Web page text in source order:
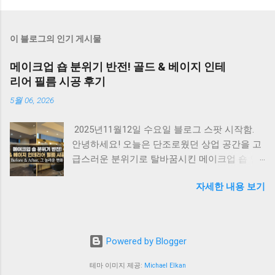
이 블로그의 인기 게시물
메이크업 숍 분위기 반전! 골드 & 베이지 인테
리어 필름 시공 후기
5월 06, 2026
2025년11월12일 수요일 블로그 스팟 시작함.
안녕하세요! 오늘은 단조로웠던 상업 공간을 고
급스러운 분위기로 탈바꿈시킨 메이크업 숍 인
다. 인테리어 필름은 큰 공사 없이도 컬러와 질
이 어떻게 변했는지 상세히 살펴보겠습니다. ​ ​ 1.
시공 전: 깔끔하지만 어딘가 허전한 공간 시공
전 모습은 화이트 톤의 벽체와 우드 바닥으로 구
자세한 내용 보기
Powered by Blogger
테마 이미지 제공: Michael Elkan